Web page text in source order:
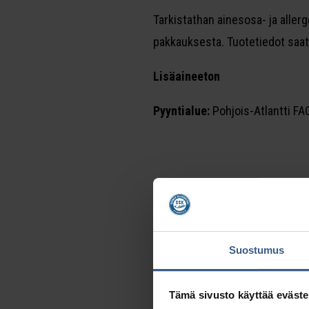
Suostumus
Tämä sivusto käyttää
Tarkistathan ainesosa- ja
pakkauksesta. Tuotetiedot
Lisäaineeton
Pyyntialue: Pohjois-Atlantti